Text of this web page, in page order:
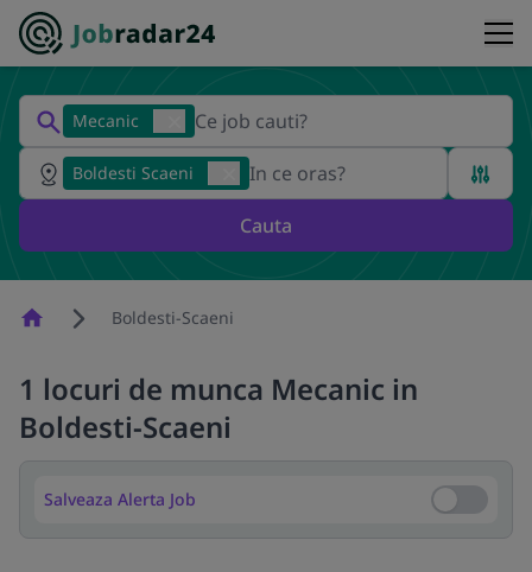
Mecanic
Boldesti Scaeni
Cauta
HomepageBoldesti-Scaeni
1 locuri de munca Mecanic in
Boldesti-Scaeni
Salveaza Alerta Job Salveaza